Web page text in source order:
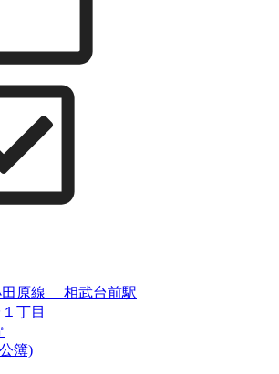
田原線 相武台前駅
丁目
簿)